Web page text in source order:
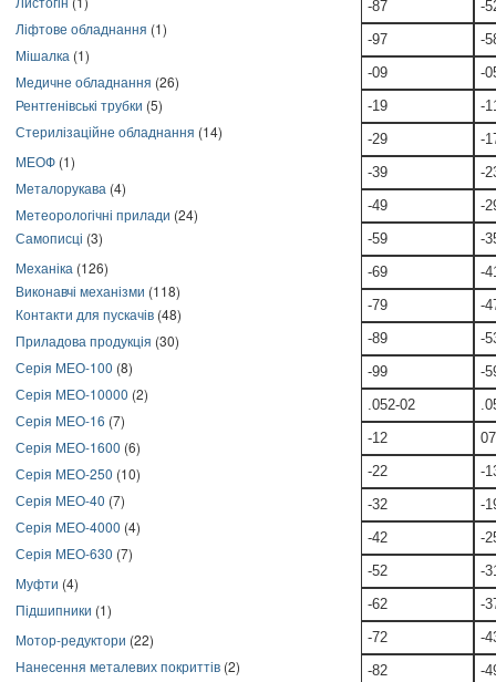
Ліфтове обладнання (1)
Мішалка (1)
Медичне обладнання (26)
Рентгенівські трубки (5)
Стерилізаційне обладнання (14)
МЕОФ (1)
Металорукава (4)
Метеорологічні прилади (24)
Самописці (3)
Механіка (126)
Виконавчі механізми (118)
Контакти для пускачів (48)
Приладова продукція (30)
Серія МЕО-100 (8)
Серія МЕО-10000 (2)
Серія МЕО-16 (7)
Серія МЕО-1600 (6)
Серія МЕО-250 (10)
Серія МЕО-40 (7)
Серія МЕО-4000 (4)
Серія МЕО-630 (7)
Муфти (4)
Підшипники (1)
Мотор-редуктори (22)
Нанесення металевих покриттів (2)
-87
-
-97
-
-09
-
-19
-
-29
-
-39
-
-49
-
-59
-
-69
-
-79
-
-89
-
-99
-
.052-02
-12
07
-22
-
-32
-
-42
-
-52
-
-62
-
-72
-
-82
-